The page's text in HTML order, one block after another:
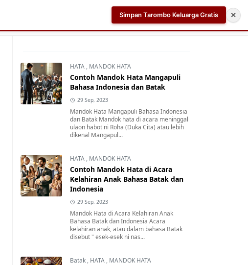
Aplikasi AI Teleprompter dan Pembuat Skrip Video
HATA , MANDOK HATA
Contoh Mandok Hata Mangapuli
Bahasa Indonesia dan Batak
29 Sep, 2023
Mandok Hata Mangapuli Bahasa Indonesia
dan Batak Mandok hata di acara meninggal
ulaon habot ni Roha (Duka Cita) atau lebih
dikenal Mangapul...
HATA , MANDOK HATA
Contoh Mandok Hata di Acara
Kelahiran Anak Bahasa Batak dan
Indonesia
29 Sep, 2023
Mandok Hata di Acara Kelahiran Anak
Bahasa Batak dan Indonesia Acara
kelahiran anak, atau dalam bahasa Batak
disebut " esek-esek ni nas...
Batak , HATA , MANDOK HATA
Simpan Tarombo Keluarga Gratis ✕